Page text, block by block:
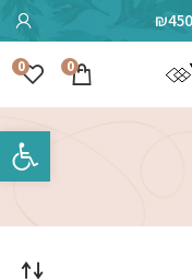
0
0
פתח